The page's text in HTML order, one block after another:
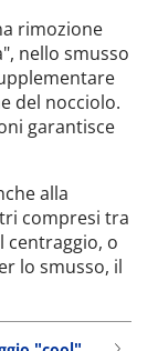
rimozione
nello smusso
del nocciolo.
garantisce
alla
compresi tra
centraggio, o
lo smusso, il